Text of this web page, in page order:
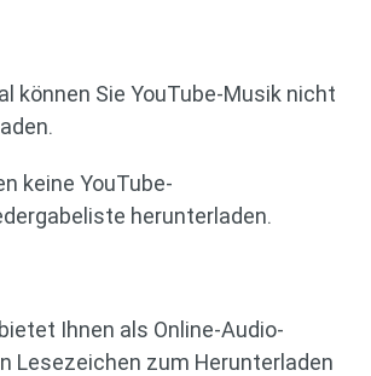
können Sie YouTube-Musik nicht
keine YouTube-
herunterladen.
Ihnen als Online-Audio-
Lesezeichen zum Herunterladen